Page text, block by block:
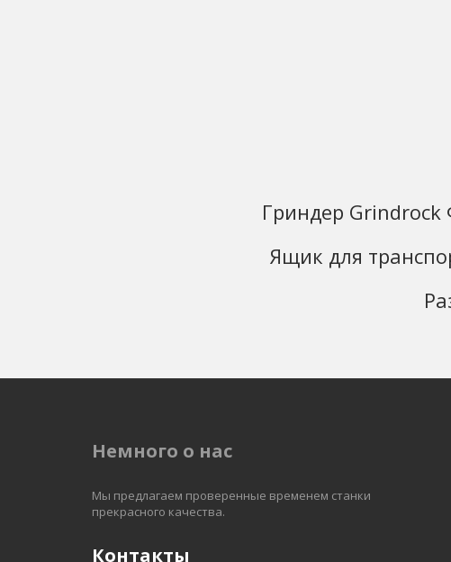
Гриндер Grindrock
Ящик для
Немного о нас
Мы предлагаем проверенные временем станки
прекрасного качества.
Контакты